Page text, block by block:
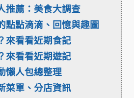
推薦：美食大調查
點點滴滴、回憶與趣圖
來看看近期食記
來看看近期遊記
懶人包總整理
菜單、分店資訊